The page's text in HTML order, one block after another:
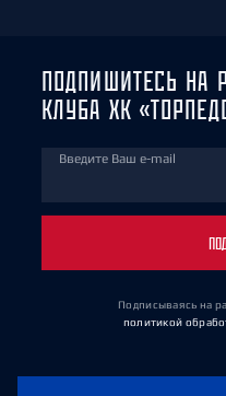
ПОДПИШИТЕСЬ НА
КЛУБА ХК
Введите Ваш e-mail
Подписываясь на
политикой